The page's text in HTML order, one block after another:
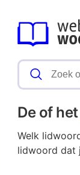
De of het
Welk
lidwoord dat